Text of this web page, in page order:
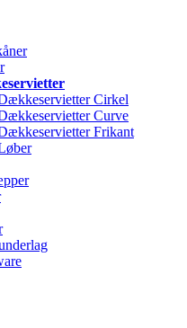
Cirkel
Curve
Frikant